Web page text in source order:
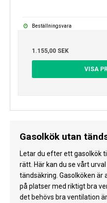
Beställningsvara
1.155,00 SEK
VISA
Gasolkök utan
Letar du efter ett gasolkök
rätt. Här kan du se vårt
tändsäkring. Gasolköken
på platser med riktigt bra
det behövs bra ventilation